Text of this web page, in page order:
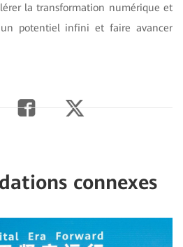
la transformation numérique et
potentiel infini et faire avancer
connexes